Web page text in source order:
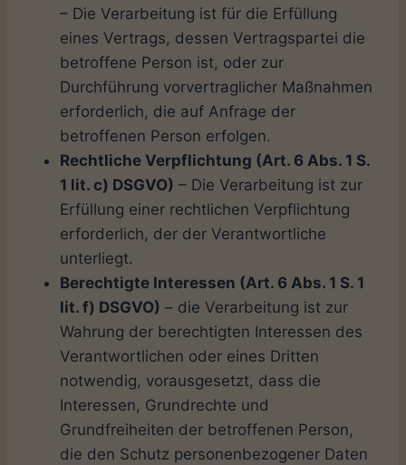
– Die Verarbeitung ist für die Erfüllung
eines Vertrags, dessen Vertragspartei die
betroffene Person ist, oder zur
Durchführung vorvertraglicher Maßnahmen
erforderlich, die auf Anfrage der
betroffenen Person erfolgen.
Rechtliche Verpflichtung (Art. 6 Abs. 1 S.
1 lit. c) DSGVO) – Die Verarbeitung ist zur
Erfüllung einer rechtlichen Verpflichtung
erforderlich, der der Verantwortliche
unterliegt.
Berechtigte Interessen (Art. 6 Abs. 1 S. 1
lit. f) DSGVO) – die Verarbeitung ist zur
Wahrung der berechtigten Interessen des
Verantwortlichen oder eines Dritten
notwendig, vorausgesetzt, dass die
Interessen, Grundrechte und
Grundfreiheiten der betroffenen Person,
die den Schutz personenbezogener Daten